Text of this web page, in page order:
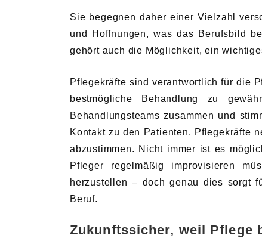
Sie begegnen daher einer Vielzahl
und Hoffnungen, was das Berufsbild
gehört auch die Möglichkeit, ein
Pflegekräfte sind verantwortlich für die
bestmögliche Behandlung zu
Behandlungsteams zusammen und
Kontakt zu den Patienten. Pflegekräfte
abzustimmen. Nicht immer ist es
Pfleger regelmäßig improvisieren
herzustellen – doch genau dies sorgt
Beruf.
Zukunftssicher, weil Pflege